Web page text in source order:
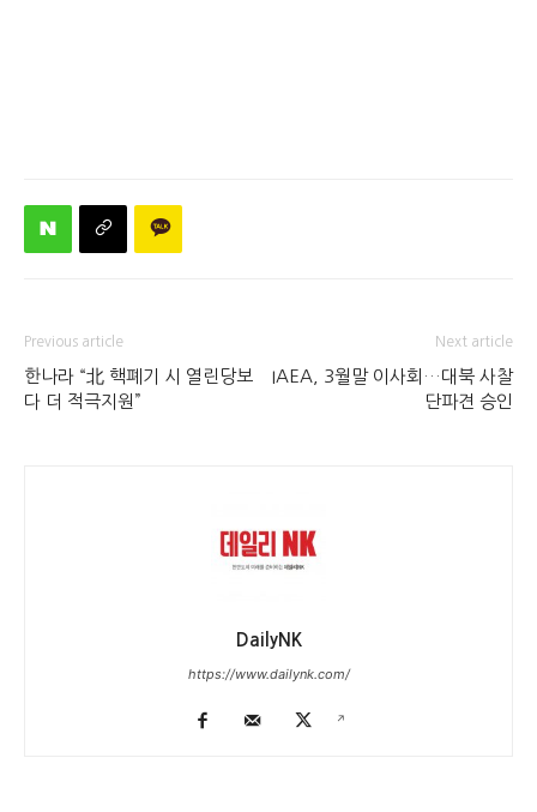
Previous article
한나라 “北 핵폐기 시 열린당보
다 더 적극지원”
Next article
IAEA, 3월말 이사회…대북 사찰
단파견 승인
DailyNK
https://www.dailynk.com/